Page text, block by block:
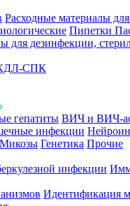
Расходные материалы
Пипетки
для дезинфекции,
СПК
гепатиты ВИЧ и ВИЧ-
инфекции
Микозы Генетика Прочие
инфекции
Идентификация